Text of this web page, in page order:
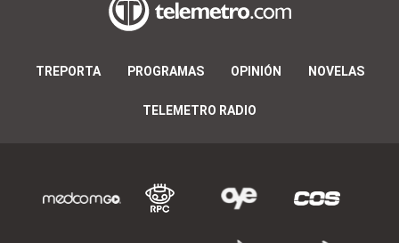
TREPORTA PROGRAMAS OPINIÓN NOVELAS
TELEMETRO RADIO